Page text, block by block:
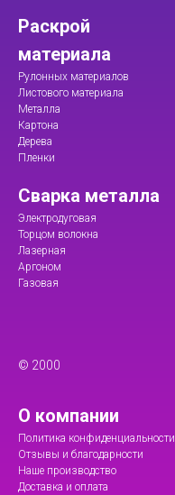
Раскрой
материала
Рулонных материалов
Листового материала
Металла
Картона
Дерева
Пленки
Сварка металла
Электродуговая
Торцом волокна
Лазерная
Аргоном
Газовая
© 2000
О компании
Политика конфиденциальности
Отзывы и благодарности
Наше производство
Доставка и оплата